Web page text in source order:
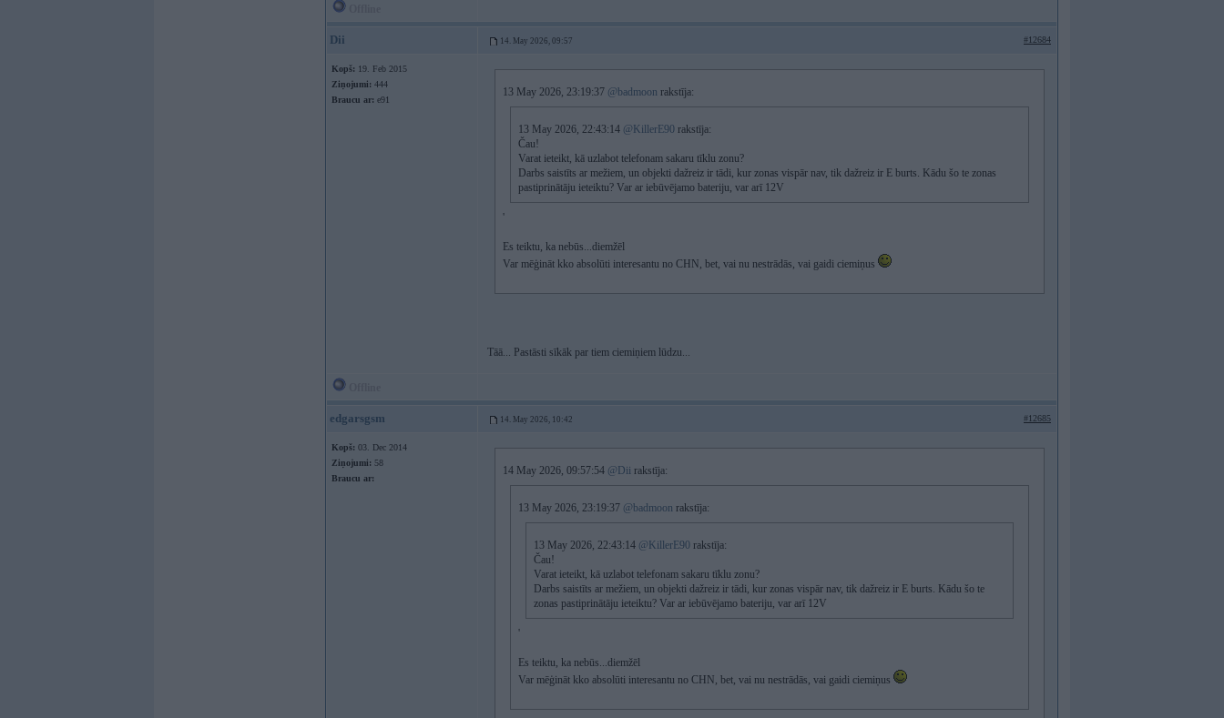
Dii 14. May 2026, 09:57 #12684
Kopš: 19. Feb 2015
Ziņojumi: 444
Braucu ar: e91
13 May 2026, 23:19:37 @badmoon rakstīja:
13 May 2026, 22:43:14 @KillerE90 rakstīja:
Čau!
Varat ieteikt, kā uzlabot telefonam sakaru tīklu zonu?
Darbs saistīts ar mežiem, un objekti dažreiz ir tādi, kur zonas vispār nav, tik dažreiz ir E burts. Kādu šo te zonas
pastiprinātāju ieteiktu? Var ar iebūvējamo bateriju, var arī 12V
'
Es teiktu, ka nebūs...diemžēl
Var mēģināt kko absolūti interesantu no CHN, bet, vai nu nestrādās, vai gaidi ciemiņus
Tāā... Pastāsti sīkāk par tiem ciemiņiem lūdzu...
edgarsgsm 14. May 2026, 10:42 #12685
Kopš: 03. Dec 2014
Ziņojumi: 58
Braucu ar:
14 May 2026, 09:57:54 @Dii rakstīja:
13 May 2026, 23:19:37 @badmoon rakstīja:
13 May 2026, 22:43:14 @KillerE90 rakstīja:
Čau!
Varat ieteikt, kā uzlabot telefonam sakaru tīklu zonu?
Darbs saistīts ar mežiem, un objekti dažreiz ir tādi, kur zonas vispār nav, tik dažreiz ir E burts. Kādu šo te
zonas pastiprinātāju ieteiktu? Var ar iebūvējamo bateriju, var arī 12V
'
Es teiktu, ka nebūs...diemžēl
Var mēģināt kko absolūti interesantu no CHN, bet, vai nu nestrādās, vai gaidi ciemiņus